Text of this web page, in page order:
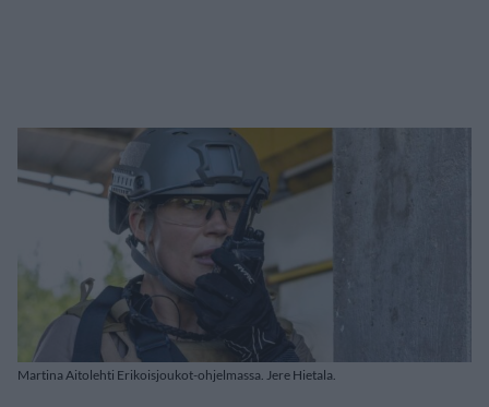
Martina Aitolehti Erikoisjoukot-ohjelmassa. Jere Hietala.